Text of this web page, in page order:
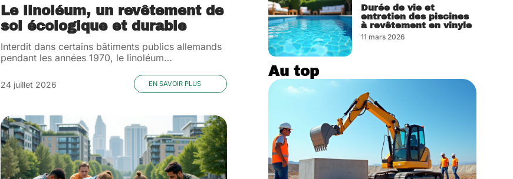
Le linoléum, un revêtement de
sol écologique et durable
Interdit dans certains bâtiments publics allemands
pendant les années 1970, le linoléum…
24 juillet 2026 EN SAVOIR PLUS
Durée de vie et
entretien des piscines
à revêtement en vinyle
11 mars 2026
Au top